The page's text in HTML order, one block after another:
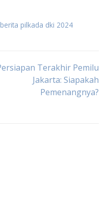
berita pilkada dki 2024
Terakhir Pemilu
Jakarta: Siapakah
Pemenangnya?